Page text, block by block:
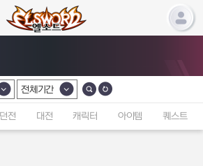
선택카테고리 선택
전체기간
던전 대전 캐릭터 아이템 퀘스트